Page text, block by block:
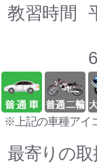
教習時間
※上記の車種アイ
最寄りの取